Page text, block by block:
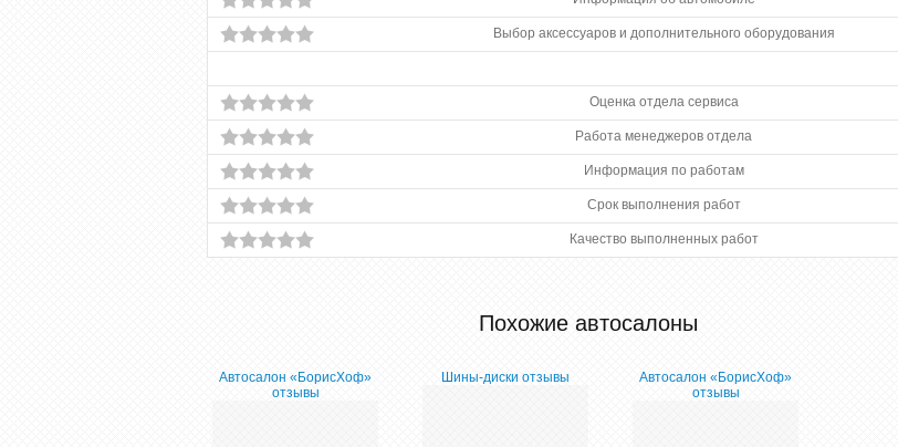
Выбор аксессуаров и дополнительного оборудования
Оценка отдела сервиса
Работа менеджеров отдела
Информация по работам
Срок выполнения работ
Качество выполненных работ
Похожие автосалоны
Автосалон «БорисХоф»
отзывы
Шины-диски отзывы
Автосалон «БорисХоф»
отзывы